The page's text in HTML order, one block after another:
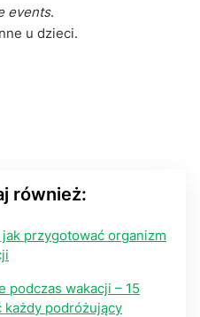
events.
u dzieci.
również:
przygotować organizm
podczas wakacji – 15
każdy podróżujący